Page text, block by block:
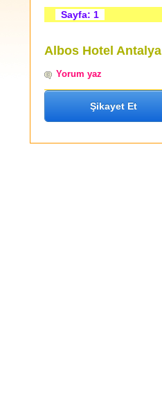
Sayfa: 1
Albos Hotel Antalya
Yorum yaz
Şikayet Et